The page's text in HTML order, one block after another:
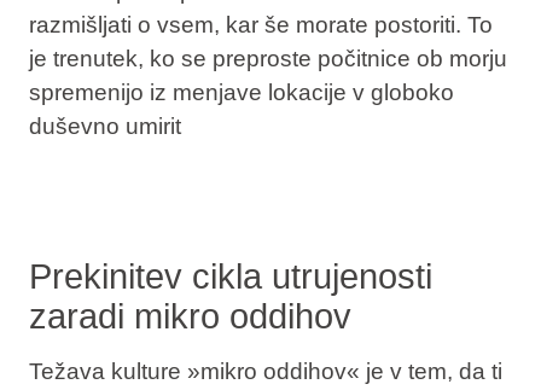
razmišljati o vsem, kar še morate postoriti. To
je trenutek, ko se preproste počitnice ob morju
spremenijo iz menjave lokacije v globoko
duševno umirit
Prekinitev cikla utrujenosti
zaradi mikro oddihov
Težava kulture »mikro oddihov« je v tem, da ti